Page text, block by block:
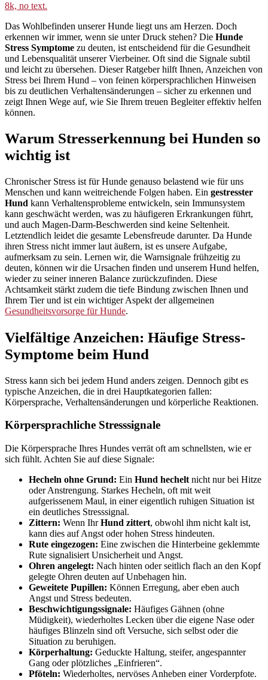
Das Wohlbefinden unserer Hunde liegt uns am Herzen. Doch
erkennen wir immer, wenn sie unter Druck stehen? Die Hunde
Stress Symptome zu deuten, ist entscheidend für die Gesundheit
und Lebensqualität unserer Vierbeiner. Oft sind die Signale subtil
und leicht zu übersehen. Dieser Ratgeber hilft Ihnen, Anzeichen von
Stress bei Ihrem Hund – von feinen körpersprachlichen Hinweisen
bis zu deutlichen Verhaltensänderungen – sicher zu erkennen und
zeigt Ihnen Wege auf, wie Sie Ihrem treuen Begleiter effektiv helfen
können.
Warum Stresserkennung bei Hunden so
wichtig ist
Chronischer Stress ist für Hunde genauso belastend wie für uns
Menschen und kann weitreichende Folgen haben. Ein gestresster
Hund kann Verhaltensprobleme entwickeln, sein Immunsystem
kann geschwächt werden, was zu häufigeren Erkrankungen führt,
und auch Magen-Darm-Beschwerden sind keine Seltenheit.
Letztendlich leidet die gesamte Lebensfreude darunter. Da Hunde
ihren Stress nicht immer laut äußern, ist es unsere Aufgabe,
aufmerksam zu sein. Lernen wir, die Warnsignale frühzeitig zu
deuten, können wir die Ursachen finden und unserem Hund helfen,
wieder zu seiner inneren Balance zurückzufinden. Diese
Achtsamkeit stärkt zudem die tiefe Bindung zwischen Ihnen und
Ihrem Tier und ist ein wichtiger Aspekt der allgemeinen
Gesundheitsvorsorge für Hunde.
Vielfältige Anzeichen: Häufige Stress-
Symptome beim Hund
Stress kann sich bei jedem Hund anders zeigen. Dennoch gibt es
typische Anzeichen, die in drei Hauptkategorien fallen:
Körpersprache, Verhaltensänderungen und körperliche Reaktionen.
Körpersprachliche Stresssignale
Die Körpersprache Ihres Hundes verrät oft am schnellsten, wie er
sich fühlt. Achten Sie auf diese Signale:
Hecheln ohne Grund: Ein Hund hechelt nicht nur bei Hitze
oder Anstrengung. Starkes Hecheln, oft mit weit
aufgerissenem Maul, in einer eigentlich ruhigen Situation ist
ein deutliches Stresssignal.
Zittern: Wenn IhrHund zittert, obwohl ihm nicht kalt ist,
kann dies auf Angst oder hohen Stress hindeuten.
Rute eingezogen: Eine zwischen die Hinterbeine geklemmte
Rute signalisiert Unsicherheit und Angst.
Ohren angelegt: Nach hinten oder seitlich flach an den Kopf
gelegte Ohren deuten auf Unbehagen hin.
Geweitete Pupillen: Können Erregung, aber eben auch
Angst und Stress bedeuten.
Beschwichtigungssignale: Häufiges Gähnen (ohne
Müdigkeit), wiederholtes Lecken über die eigene Nase oder
häufiges Blinzeln sind oft Versuche, sich selbst oder die
Situation zu beruhigen.
Körperhaltung: Geduckte Haltung, steifer, angespannter
Gang oder plötzliches „Einfrieren“.
Pföteln: Wiederholtes, nervöses Anheben einer Vorderpfote.